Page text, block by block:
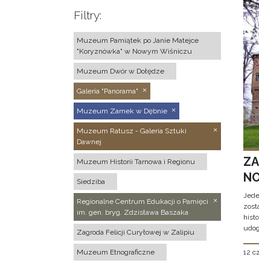
Filtry:
Muzeum Pamiątek po Janie Matejce
"Koryznówka" w Nowym Wiśniczu
Muzeum Dwór w Dołędze
Galeria "Panorama"
Muzeum Zamek w Dębnie
Muzeum Ratusz - Galeria Sztuki
Dawnej
Muzeum Historii Tarnowa i Regionu
Siedziba
Regionalne Centrum Edukacji o Pamięci
im. gen. bryg. Zdzisława Baszaka
Zagroda Felicji Curyłowej w Zalipiu
Muzeum Etnograficzne 12